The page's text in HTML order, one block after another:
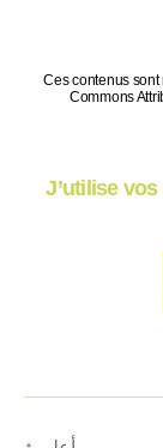
Ces contenus
Commons
J’utilise